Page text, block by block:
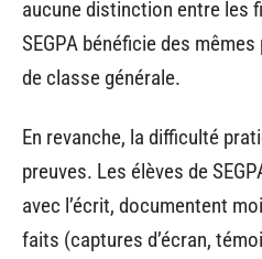
aucune distinction entre les
SEGPA bénéficie des
de classe générale.
En revanche, la difficulté
preuves. Les élèves de
avec l’écrit, documentent
faits (captures d’écran,